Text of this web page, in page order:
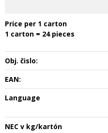
Price per 1 carton
1 carton = 24 pieces
Obj. čislo:
EAN:
Language
NEC v kg/kartón